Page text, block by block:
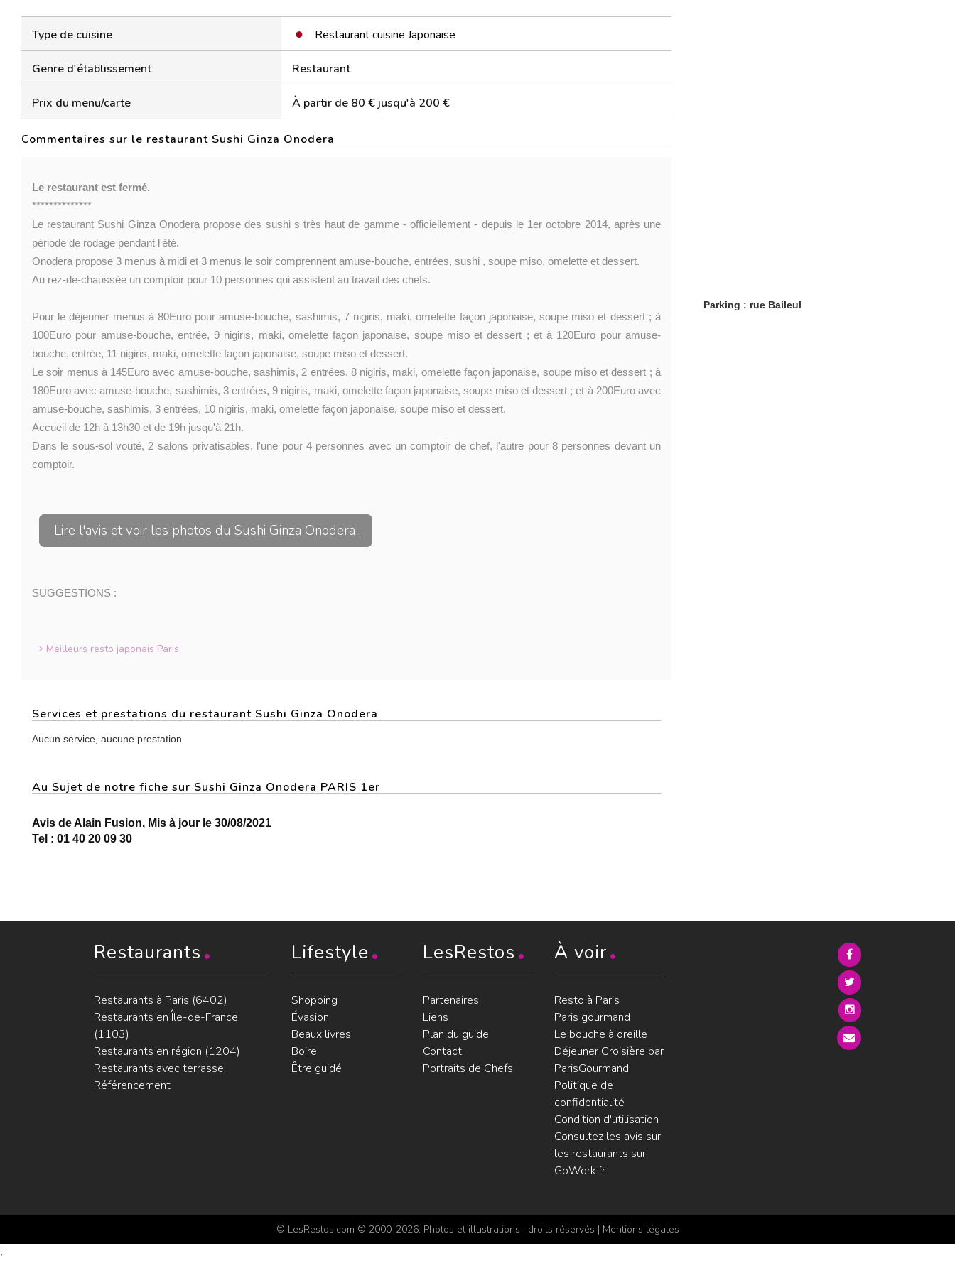
Type de cuisine Restaurant cuisine Japonaise
Genre d'établissement Restaurant
Prix du menu/carte À partir de 80 € jusqu'à 200 €
Commentaires sur le restaurant Sushi Ginza Onodera
Le restaurant est fermé.
**************
Le restaurant Sushi Ginza Onodera propose des sushi s très haut de gamme - officiellement - depuis le 1er octobre 2014, après une
période de rodage pendant l'été.
Onodera propose 3 menus à midi et 3 menus le soir comprennent amuse-bouche, entrées, sushi , soupe miso, omelette et dessert.
Au rez-de-chaussée un comptoir pour 10 personnes qui assistent au travail des chefs.
Pour le déjeuner menus à 80Euro pour amuse-bouche, sashimis, 7 nigiris, maki, omelette façon japonaise, soupe miso et dessert ; à
100Euro pour amuse-bouche, entrée, 9 nigiris, maki, omelette façon japonaise, soupe miso et dessert ; et à 120Euro pour amuse-
bouche, entrée, 11 nigiris, maki, omelette façon japonaise, soupe miso et dessert.
Le soir menus à 145Euro avec amuse-bouche, sashimis, 2 entrées, 8 nigiris, maki, omelette façon japonaise, soupe miso et dessert ; à
180Euro avec amuse-bouche, sashimis, 3 entrées, 9 nigiris, maki, omelette façon japonaise, soupe miso et dessert ; et à 200Euro avec
amuse-bouche, sashimis, 3 entrées, 10 nigiris, maki, omelette façon japonaise, soupe miso et dessert.
Accueil de 12h à 13h30 et de 19h jusqu'à 21h.
Dans le sous-sol vouté, 2 salons privatisables, l'une pour 4 personnes avec un comptoir de chef, l'autre pour 8 personnes devant un
comptoir.
Lire l'avis et voir les photos du Sushi Ginza Onodera .
SUGGESTIONS :
Meilleurs resto japonais Paris
Services et prestations du restaurant Sushi Ginza Onodera
Aucun service, aucune prestation
Au Sujet de notre fiche sur Sushi Ginza Onodera PARIS 1er
Avis de Alain Fusion, Mis à jour le 30/08/2021
Tel : 01 40 20 09 30
Parking : rue Baileul
Restaurants
Restaurants à Paris (6402)
Restaurants en Île-de-France
(1103)
Restaurants en région (1204)
Restaurants avec terrasse
Référencement
Lifestyle
Shopping
Évasion
Beaux livres
Boire
Être guidé
LesRestos
Partenaires
Liens
Plan du guide
Contact
Portraits de Chefs
À voir
Resto à Paris
Paris gourmand
Le bouche à oreille
Déjeuner Croisière par
ParisGourmand
Politique de
confidentialité
Condition d'utilisation
Consultez les avis sur
les restaurants sur
GoWork.fr
© LesRestos.com © 2000-2026. Photos et illustrations : droits réservés | Mentions légales
;